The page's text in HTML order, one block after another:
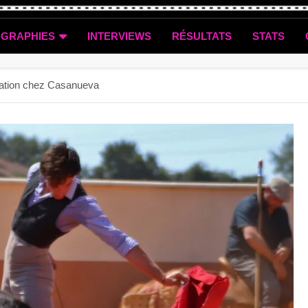
INTERVIEWS RÉSULTATS STATS
chez Casanueva